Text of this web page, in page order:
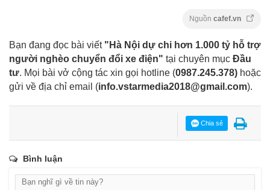
Nguồn cafef.vn
Bạn đang đọc bài viết "Hà Nội dự chi hơn 1.000 tỷ hỗ trợ
người nghèo chuyển đổi xe điện" tại chuyên mục Đầu
tư. Mọi bài vở cộng tác xin gọi hotline (0987.245.378) hoặc
gửi về địa chỉ email (info.vstarmedia2018@gmail.com).
Chia sẻ
Bình luận